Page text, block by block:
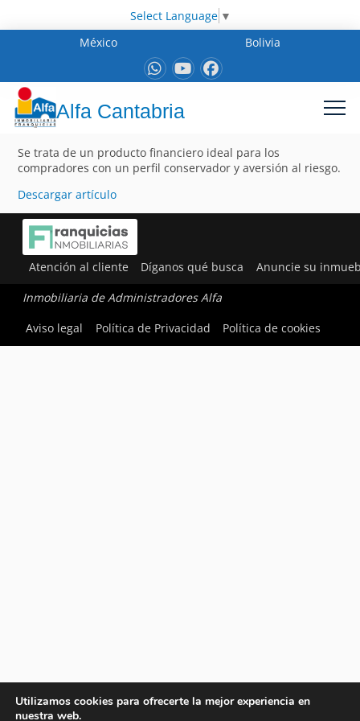
Select Language ▼
México
Bolivia
Alfa Cantabria
Se trata de un producto financiero ideal para los
compradores con un perfil conservador y aversión al riesgo.
Descargar artículo
Atención al cliente Díganos qué busca Anuncie su
Inmobiliaria de Administradores Alfa
Aviso legal
Política de Privacidad Política de cookies
Utilizamos cookies para ofrecerte la mejor experiencia en
nuestra web.